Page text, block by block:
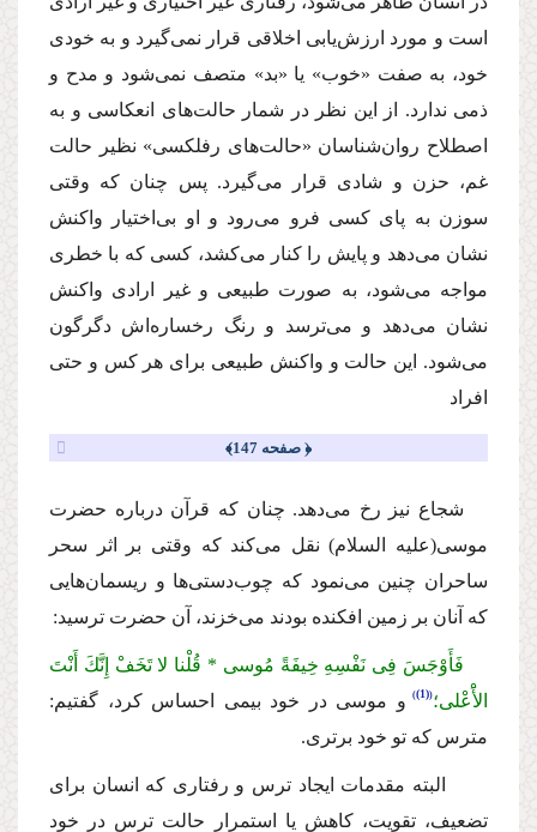
است و مورد ارزش‌یابى اخلاقى قرار نمى‌گیرد و به خودى
خود، به صفت «خوب» یا «بد» متصف نمى‌شود و مدح و
ذمى ندارد. از این نظر در شمار حالت‌هاى انعكاسى و به
اصطلاح روان‌شناسان «حالت‌هاى رفلكسى» نظیر حالت
غم، حزن و شادى قرار مى‌گیرد. پس چنان كه وقتى
سوزن به پاى كسى فرو مى‌رود و او بى‌اختیار واكنش
نشان مى‌دهد و پایش را كنار مى‌كشد، كسى كه با خطرى
مواجه مى‌شود، به صورت طبیعى و غیر ارادى واكنش
نشان مى‌دهد و مى‌ترسد و رنگ رخساره‌اش دگرگون
مى‌شود. این حالت و واكنش طبیعى براى هر كس و حتى
افراد
﴿ صفحه 147﴾
شجاع نیز رخ مى‌دهد. چنان كه قرآن درباره حضرت
موسى(علیه السلام) نقل مى‌كند كه وقتى بر اثر سحر
ساحران چنین مى‌نمود كه چوب‌دستى‌ها و ریسمان‌هایى
كه آنان بر زمین افكنده بودند مى‌خزند، آن حضرت ترسید:
فَأَوْجَسَ فِی نَفْسِهِ خِیفَةً مُوسى * قُلْنا لا تَخَفْ إِنَّكَ أَنْتَ
الأَْعْلى؛ (1)
و موسى در خود بیمى احساس كرد، گفتیم:
مترس كه تو خود برترى.
البته مقدمات ایجاد ترس و رفتارى كه انسان براى
تضعیف، تقویت، كاهش یا استمرار حالت ترس در خود